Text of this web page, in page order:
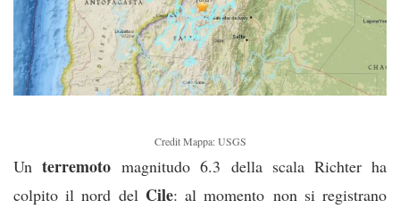
Credit Mappa: USGS
Unterremotomagnitudo 6.3 della scala Richter ha
colpito il nord del Cile: al momento non si registrano